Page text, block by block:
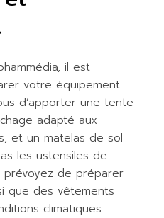
il est
votre équipement
d’apporter une tente
adapté aux
et un matelas de sol
les ustensiles de
prévoyez de préparer
que des vêtements
climatiques.